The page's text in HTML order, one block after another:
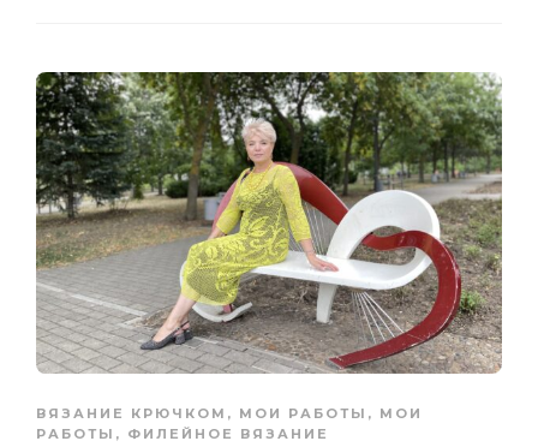
ВЯЗАНИЕ КРЮЧКОМ , МОИ РАБОТЫ , МОИ
РАБОТЫ , ФИЛЕЙНОЕ ВЯЗАНИЕ